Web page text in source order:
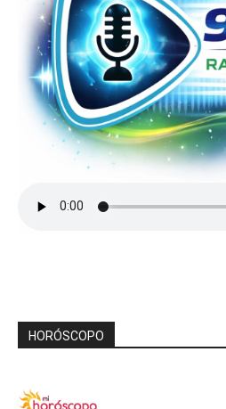
HORÓSCOPO